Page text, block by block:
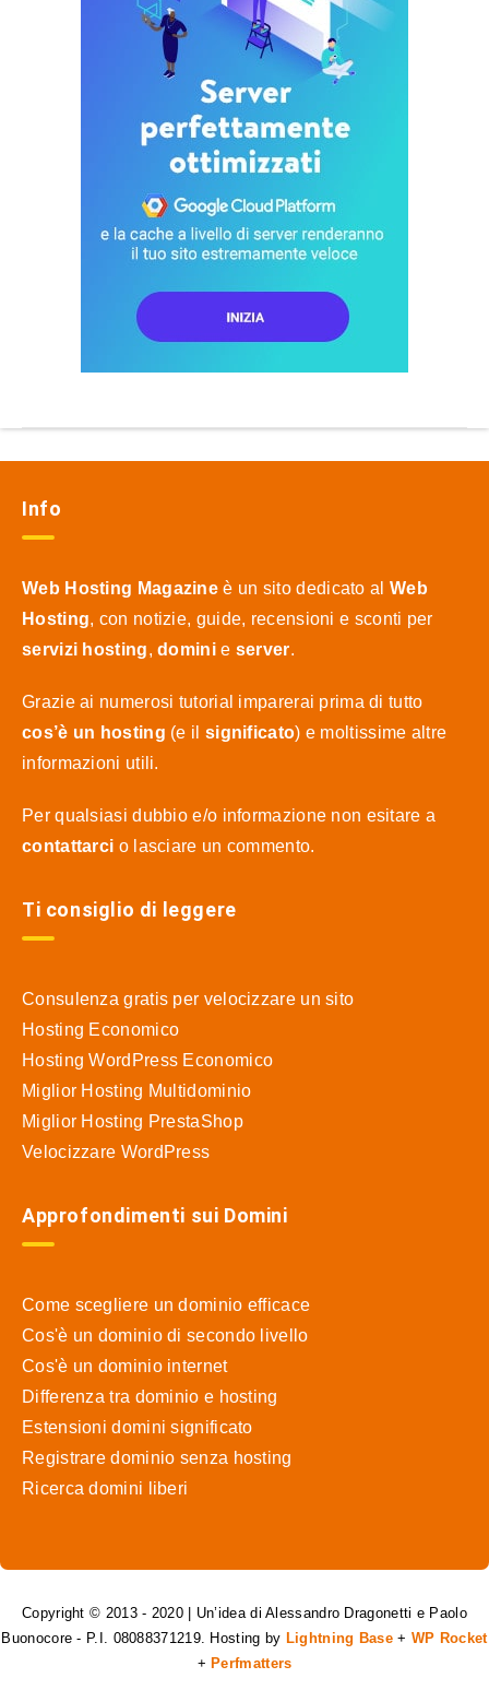
Info
Web Hosting Magazine è un sito dedicato al Web
Hosting, con notizie, guide, recensioni e sconti per
servizi hosting,dominie server.
Grazie ai numerosi tutorial imparerai prima di tutto
cos’è un hosting (e il significato) e moltissime altre
informazioni utili.
Per qualsiasi dubbio e/o informazione non esitare a
contattarci o lasciare un commento.
Ti consiglio di leggere
Consulenza gratis per velocizzare un sito
Hosting Economico
Hosting WordPress Economico
Miglior Hosting Multidominio
Miglior Hosting PrestaShop
Velocizzare WordPress
Approfondimenti sui Domini
Come scegliere un dominio efficace
Cos'è un dominio di secondo livello
Cos'è un dominio internet
Differenza tra dominio e hosting
Estensioni domini significato
Registrare dominio senza hosting
Ricerca domini liberi
Copyright © 2013 - 2020 | Un’idea di Alessandro Dragonetti e Paolo
Buonocore - P.I. 08088371219. Hosting by Lightning Base+ WP Rocket
+ Perfmatters